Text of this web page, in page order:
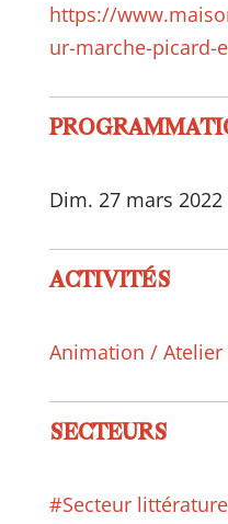
https://
ur-marche-picard-
Dim. 27 mars 2022
ACTIVITÉS
Animation /
SECTEURS
#Secteur